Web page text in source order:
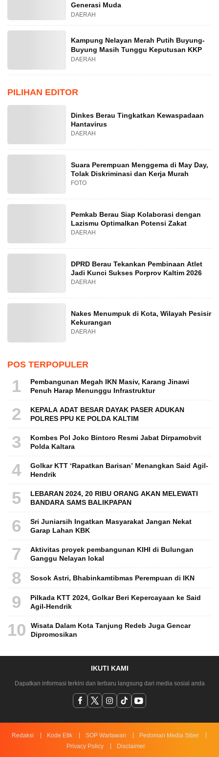
Generasi Muda
DAERAH
Kampung Nelayan Merah Putih Buyung-
Buyung Masih Tunggu Keputusan KKP
DAERAH
PILIHAN EDITOR
Dinkes Berau Tingkatkan Kewaspadaan
Hantavirus
DAERAH
Suara Perempuan Menggema di May Day,
Tolak Diskriminasi dan Kerja Murah
FOTO
Pemkab Berau Siap Kolaborasi dengan
Lazismu Optimalkan Potensi Zakat
DAERAH
DPRD Berau Tekankan Pembinaan Atlet
Jadi Kunci Sukses Porprov Kaltim 2026
DAERAH
Nakes Menumpuk di Kota, Wilayah Pesisir
Kekurangan
DAERAH
POS TERPOPULER
1
Pembangunan Megah IKN Masiv, Karang Jinawi
Penuh Harap Menunggu Infrastruktur
2
KEPALA ADAT BESAR DAYAK PASER ADUKAN
POLRES PPU KE POLDA KALTIM
3
Kombes Pol Joko Bintoro Resmi Jabat Dirpamobvit
Polda Kaltara
4
Golkar KTT ‘Rapatkan Barisan’ Menangkan Said Agil-
Hendrik
5
LEBARAN 2024, 20 RIBU ORANG AKAN MELEWATI
BANDARA SAMS BALIKPAPAN
6
Sri Juniarsih Ingatkan Masyarakat Jangan Nekat
Garap Lahan KBK
7
Aktivitas proyek pembangunan KIHI di Bulungan
Ganggu Nelayan lokal
8 Sosok Astri, Bhabinkamtibmas Perempuan di IKN
9
Pilkada KTT 2024, Golkar Beri Kepercayaan ke Said
Agil-Hendrik
10
Wisata Dalam Kota Tanjung Redeb Juga Gencar
Dipromosikan
IKUTI KAMI
Dapatkan informasi terkini dan terbaru langsung dari media sosial anda
Redaksi Kode Etik SOP Wartawan
Pedoman Media Siber
Privacy Policy
Disclaimer